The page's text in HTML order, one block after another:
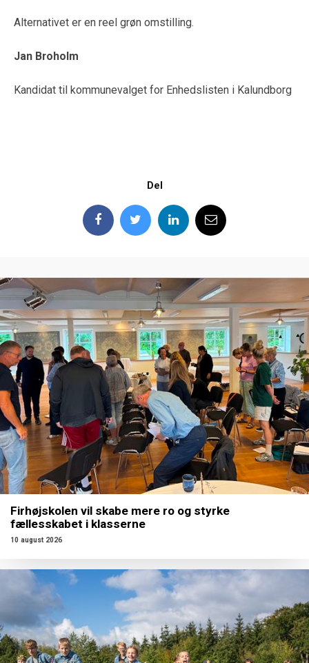
Alternativet er en reel grøn omstilling.
Jan Broholm
Kandidat til kommunevalget for Enhedslisten i Kalundborg
Del
Firhøjskolen vil skabe mere ro og styrke
fællesskabet i klasserne
10 august 2026